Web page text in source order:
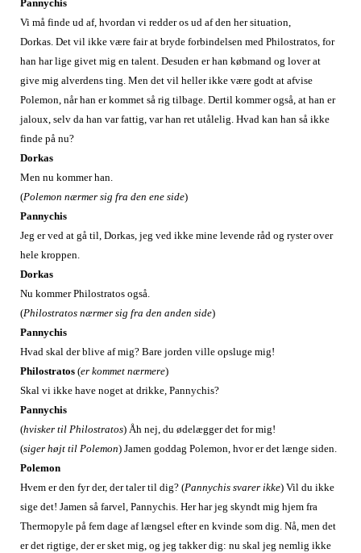
Pannychis
Vi må finde ud af, hvordan vi redder os ud af den her situation,
Dorkas. Det vil ikke være fair at bryde forbindelsen med Philostratos, for
han har lige givet mig en talent. Desuden er han købmand og lover at
give mig alverdens ting. Men det vil heller ikke være godt at afvise
Polemon, når han er kommet så rig tilbage. Dertil kommer også, at han er
jaloux, selv da han var fattig, var han ret utålelig. Hvad kan han så ikke
finde på nu?
Dorkas
Men nu kommer han.
(Polemon nærmer sig fra den ene side)
Pannychis
Jeg er ved at gå til, Dorkas, jeg ved ikke mine levende råd og ryster over
hele kroppen.
Dorkas
Nu kommer Philostratos også.
(Philostratos nærmer sig fra den anden side)
Pannychis
Hvad skal der blive af mig? Bare jorden ville opsluge mig!
Philostratos (er kommet nærmere)
Skal vi ikke have noget at drikke, Pannychis?
Pannychis
(hvisker til Philostratos) Åh nej, du ødelægger det for mig!
(siger højt til Polemon) Jamen goddag Polemon, hvor er det længe siden.
Polemon
Hvem er den fyr der, der taler til dig? (Pannychis svarer ikke) Vil du ikke
sige det! Jamen så farvel, Pannychis. Her har jeg skyndt mig hjem fra
Thermopyle på fem dage af længsel efter en kvinde som dig. Nå, men det
er det rigtige, der er sket mig, og jeg takker dig: nu skal jeg nemlig ikke